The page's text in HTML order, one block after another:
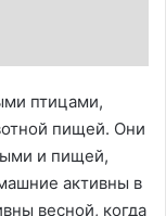
птицами,
пищей. Они
и пищей,
активны в
весной, когда